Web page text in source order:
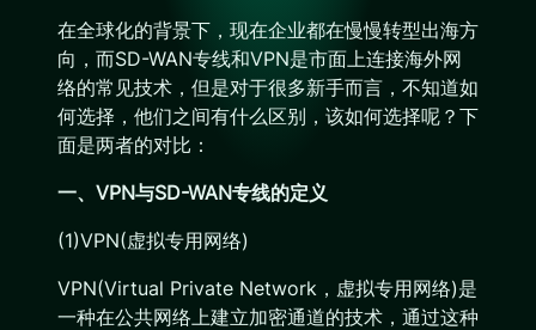
在全球化的背景下，现在企业都在慢慢转型出海方
向，而SD-WAN专线和VPN是市面上连接海外网
络的常见技术，但是对于很多新手而言，不知道如
何选择，他们之间有什么区别，该如何选择呢？下
面是两者的对比：
一、VPN与SD-WAN专线的定义
(1)VPN(虚拟专用网络)
VPN(Virtual Private Network，虚拟专用网络)是
一种在公共网络上建立加密通道的技术，通过这种